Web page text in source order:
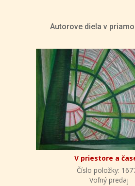
Autorove diela v
V priestore a
Číslo položky:
Voľný predaj